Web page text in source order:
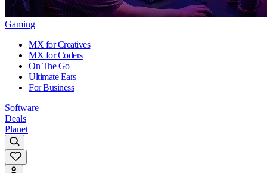
Gaming
MX for Creatives
MX for Coders
On The Go
Ultimate Ears
For Business
Software
Deals
Planet